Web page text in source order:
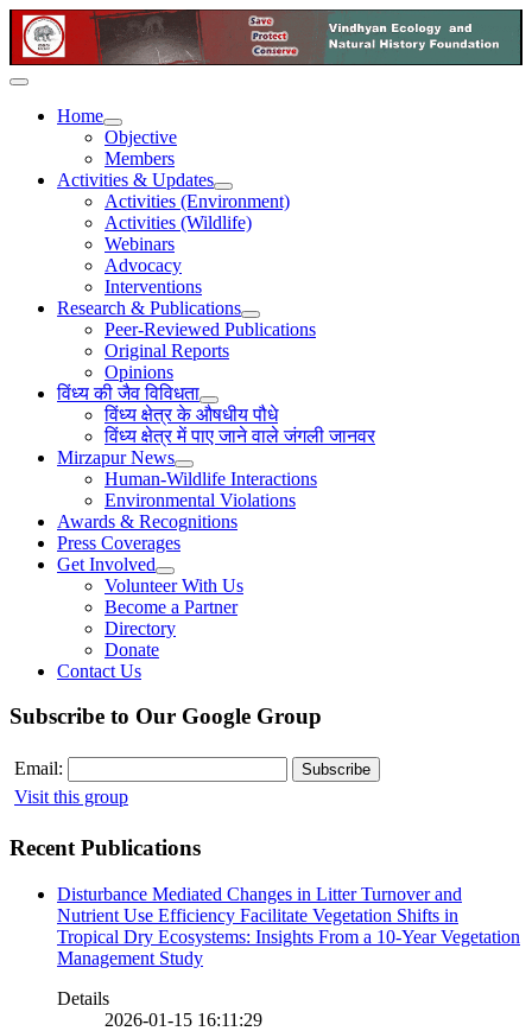
Home
Objective
Members
Activities & Updates
Activities (Environment)
Activities (Wildlife)
Webinars
Advocacy
Interventions
Research & Publications
Peer-Reviewed Publications
Original Reports
Opinions
विंध्य की जैव विविधता
विंध्य क्षेत्र के औषधीय पौधे
विंध्य क्षेत्र में पाए जाने वाले जंगली जानवर
Mirzapur News
Human-Wildlife Interactions
Environmental Violations
Awards & Recognitions
Press Coverages
Get Involved
Volunteer With Us
Become a Partner
Directory
Donate
Contact Us
Subscribe to Our Google Group
Email:
Visit this group
Recent Publications
Disturbance Mediated Changes in Litter Turnover and
Nutrient Use Efficiency Facilitate Vegetation Shifts in
Tropical Dry Ecosystems: Insights From a 10-Year Vegetation
Management Study
Details
2026-01-15 16:11:29